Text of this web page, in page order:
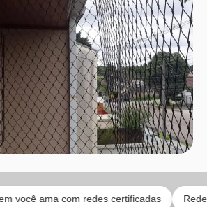
com redes certificadas Redes para